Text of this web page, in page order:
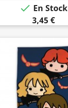
 En Stock
3,45 €